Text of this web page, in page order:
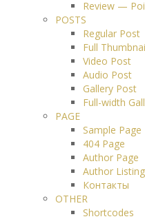
Review —
POSTS
Regular Post
Full
Video Post
Audio Post
Gallery Post
Full-width
PAGE
Sample Page
404 Page
Author Page
Author
Контакты
OTHER
Shortcodes